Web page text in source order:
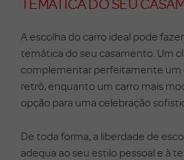
A escolha do carro ideal pode
temática do seu casamento. Um
complementar perfeitamente um
retrô, enquanto um carro mais
opção para uma celebração
De toda forma, a liberdade de
adequa ao seu estilo pessoal e à